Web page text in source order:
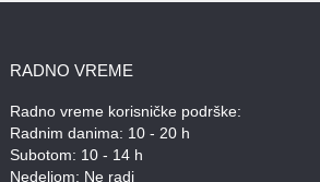
RADNO VREME
Radno vreme korisničke podrške:
Radnim danima: 10 - 20 h
Subotom: 10 - 14 h
Nedeljom: Ne radi